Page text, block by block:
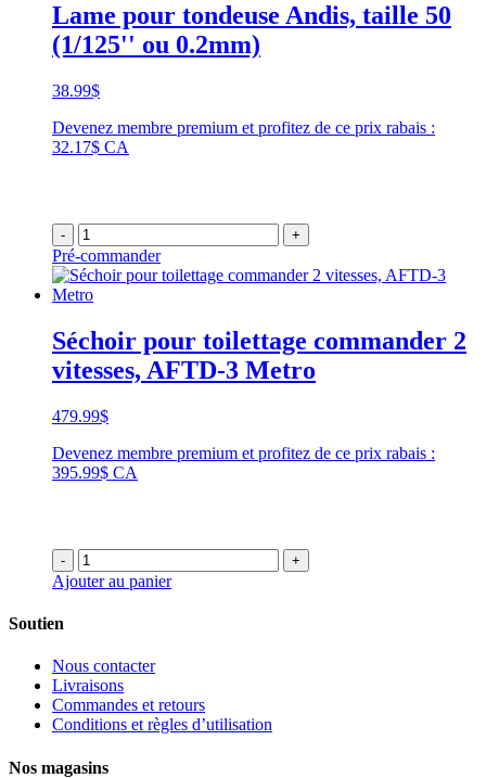
Lame pour tondeuse Andis, taille 50
(1/125'' ou 0.2mm)
38.99$
Devenez membre premium et profitez de ce prix rabais :
32.17$ CA
- +
Pré-commander
Séchoir pour toilettage commander 2
vitesses, AFTD-3 Metro
479.99$
Devenez membre premium et profitez de ce prix rabais :
395.99$ CA
- +
Ajouter au panier
Soutien
Nous contacter
Livraisons
Commandes et retours
Conditions et règles d’utilisation
Nos magasins